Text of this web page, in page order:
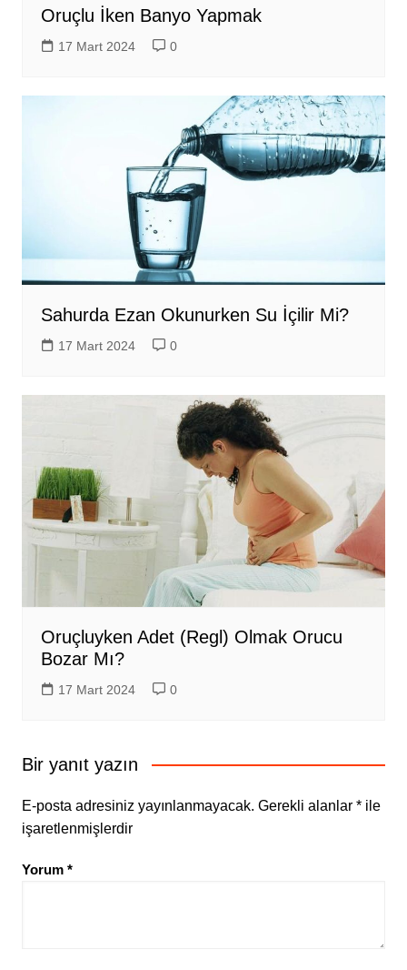
Oruçlu İken Banyo Yapmak
17 Mart 2024 0
Sahurda Ezan Okunurken Su İçilir Mi?
17 Mart 2024 0
Oruçluyken Adet (Regl) Olmak Orucu
Bozar Mı?
17 Mart 2024 0
Bir yanıt yazın
E-posta adresiniz yayınlanmayacak. Gerekli alanlar *ile
işaretlenmişlerdir
Yorum *